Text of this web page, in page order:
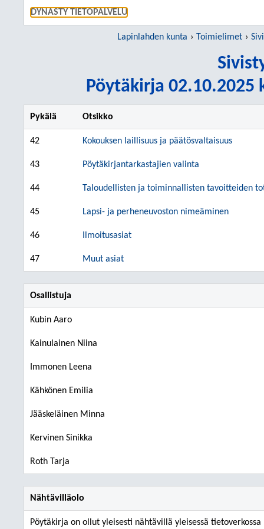
DYNASTY TIETOPALVELU
Lapinlahden kunta Toimielimet
Pöytäkirja 02.10.2025
Pykälä Otsikko
42 Kokouksen laillisuus ja päätösvaltaisuus
43 Pöytäkirjantarkastajien valinta
44 Taloudellisten ja toiminnallisten tavoitteiden
45 Lapsi- ja perheneuvoston nimeäminen
46 Ilmoitusasiat
47 Muut asiat
Osallistuja
Kubin Aaro
Kainulainen Niina
Immonen Leena
Kähkönen Emilia
Jääskeläinen Minna
Kervinen Sinikka
Roth Tarja
Nähtävilläolo
Pöytäkirja on ollut yleisesti nähtävillä yleisessä